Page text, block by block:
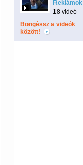
Reklámok
18 videó
Böngéssz a videók
között!